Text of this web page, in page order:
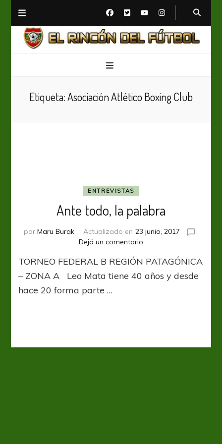
Etiqueta:Asociación Atlético Boxing Club
ENTREVISTAS
Ante todo, la palabra
por Maru Burak Actualizado en 23 junio, 2017
Dejá un comentario
todo,
la
palabra
TORNEO FEDERAL B REGIÓN PATAGÓNICA
– ZONA A Leo Mata tiene 40 años y desde
hace 20 forma parte …